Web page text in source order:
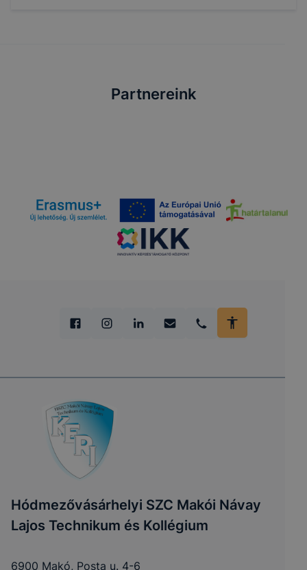
Partnereink
Hódmezővásárhelyi SZC Makói Návay
Lajos Technikum és Kollégium
6900 Makó, Posta u. 4-6